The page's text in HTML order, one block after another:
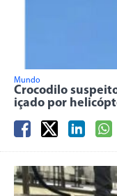
Mundo
Crocodilo
içado por